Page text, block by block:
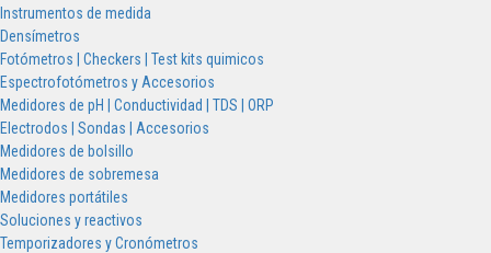
Instrumentos de medida
Densímetros
Fotómetros | Checkers | Test kits quimicos
Espectrofotómetros y Accesorios
Medidores de pH | Conductividad | TDS | ORP
Electrodos | Sondas | Accesorios
Medidores de bolsillo
Medidores de sobremesa
Medidores portátiles
Soluciones y reactivos
Temporizadores y Cronómetros